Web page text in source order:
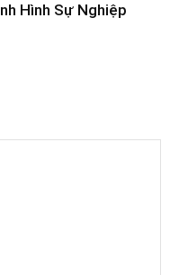
Hình Sự Nghiệp